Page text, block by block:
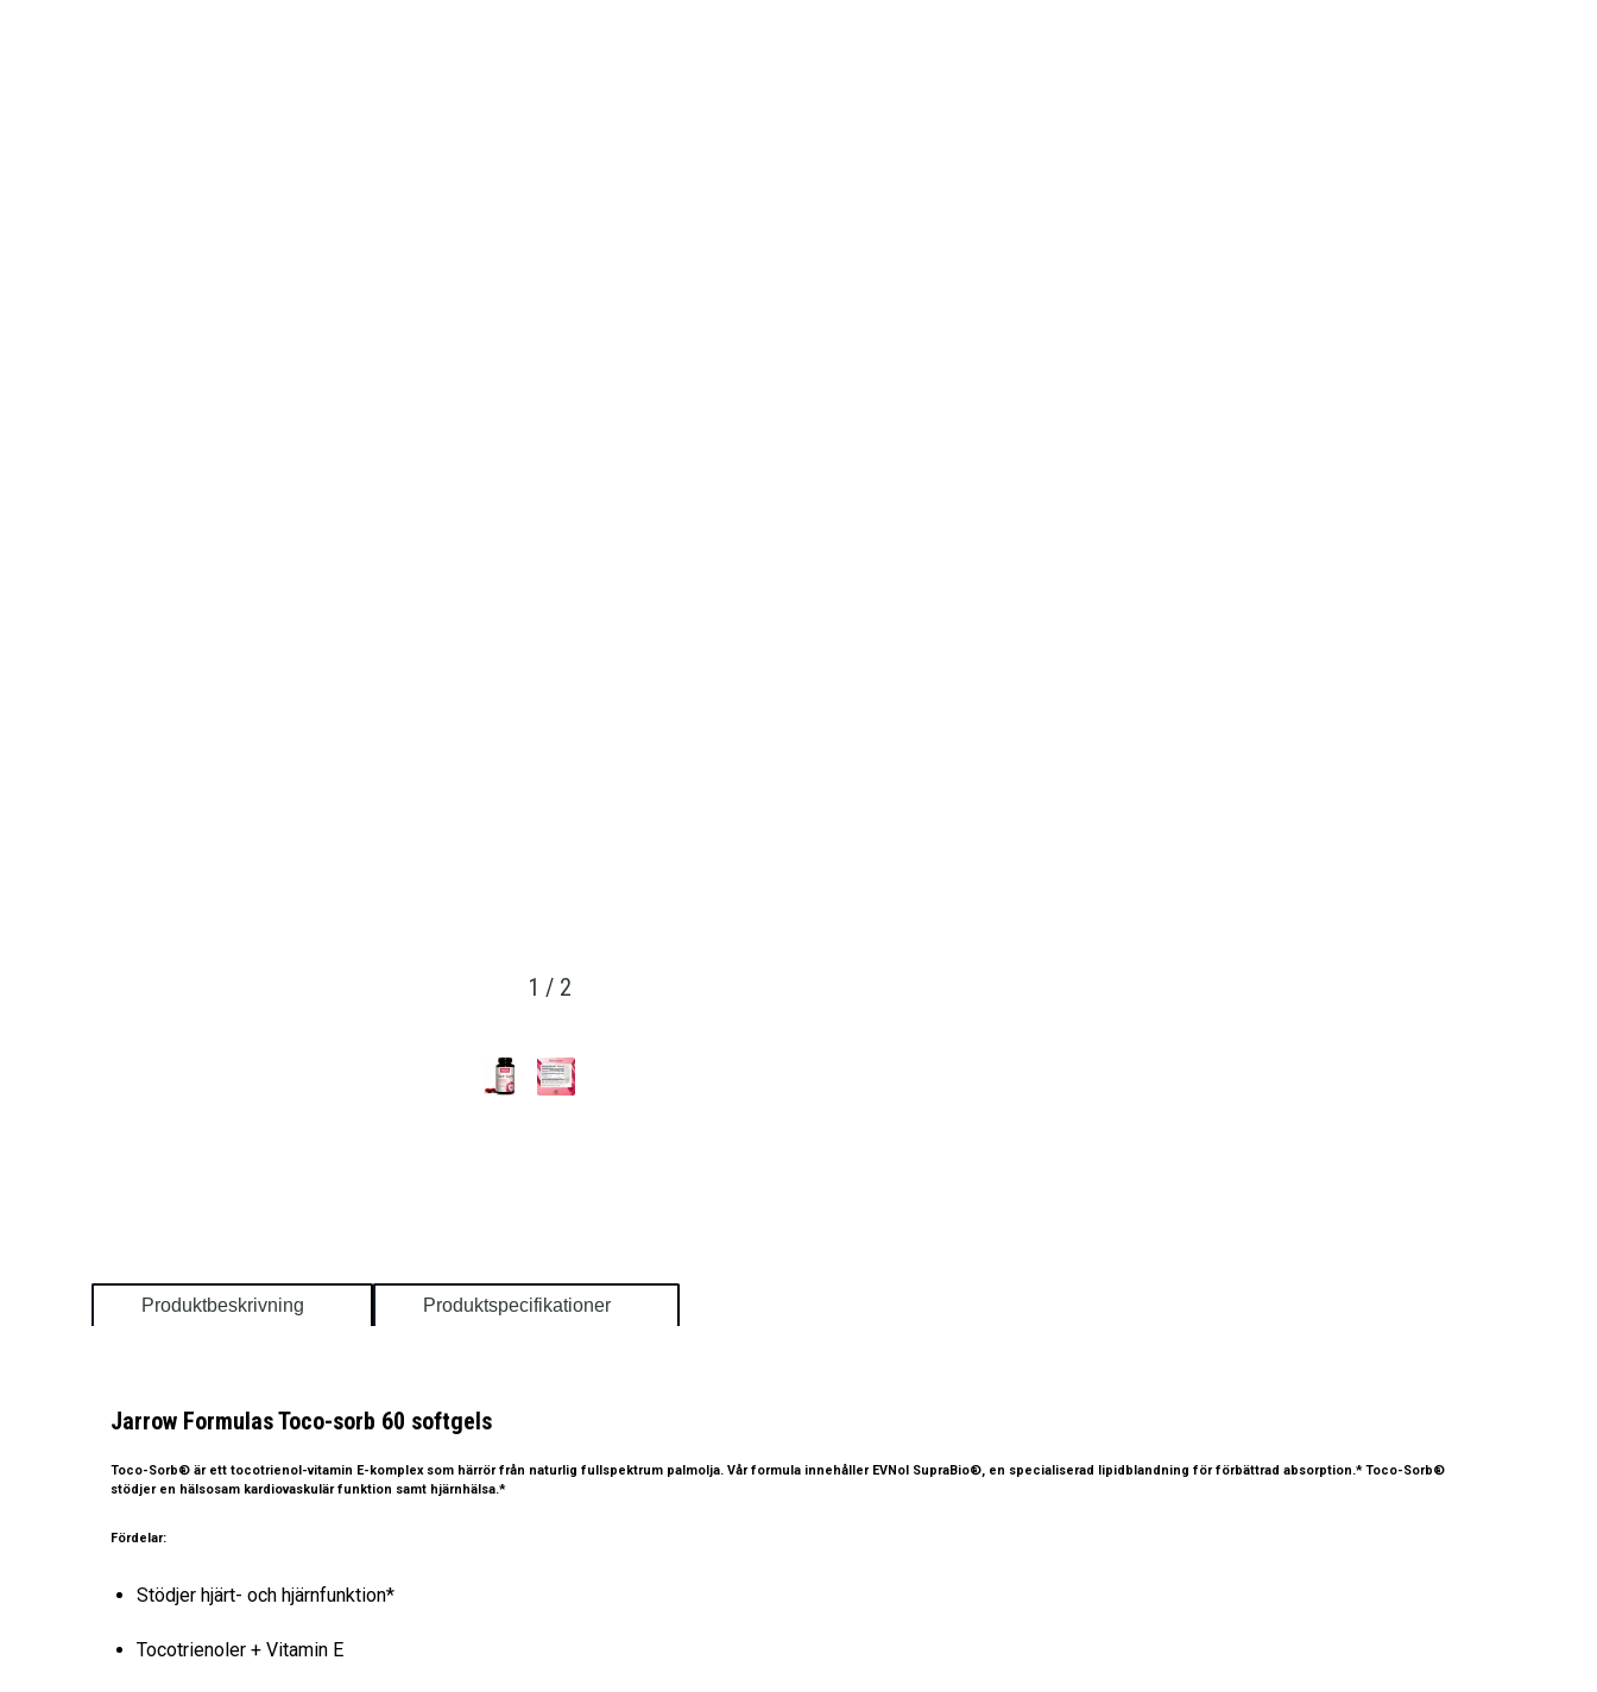
1 / 2
Produktbeskrivning Produktspecifikationer
Jarrow Formulas Toco-sorb 60 softgels
Toco-Sorb® är ett tocotrienol-vitamin E-komplex som härrör från naturlig fullspektrum palmolja. Vår formula innehåller EVNol SupraBio®, en specialiserad lipidblandning för förbättrad absorption.* Toco-Sorb®
stödjer en hälsosam kardiovaskulär funktion samt hjärnhälsa.*
Fördelar:
Stödjer hjärt- och hjärnfunktion*
Tocotrienoler + Vitamin E